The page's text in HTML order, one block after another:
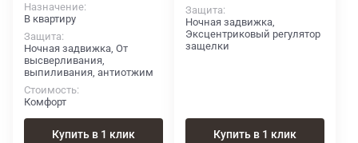
Назначение
В квартиру
Защита
Ночная задвижка, От
высверливания,
выпиливания, антиотжим
Стоимость
Комфорт
Купить в 1 клик
Защита
Ночная задвижка,
Эксцентриковый регулятор
защелки
Купить в 1 клик